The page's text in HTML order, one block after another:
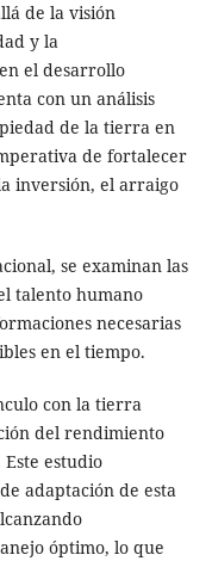
de la visión
y la
el desarrollo
con un análisis
de la tierra en
de fortalecer
inversión, el arraigo
se examinan las
talento humano
necesarias
en el tiempo.
con la tierra
del rendimiento
estudio
adaptación de esta
óptimo, lo que